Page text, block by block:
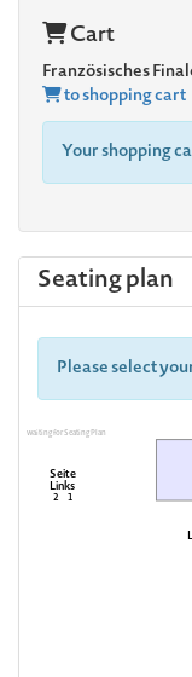
Cart
Französisches
to shopping cart
Your shopping
Seating plan
Please select
waiting for Seating Plan
Seite
Links
2 1